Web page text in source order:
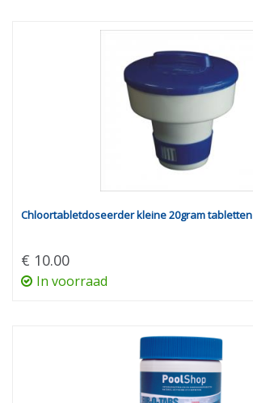
Chloortabletdoseerder kleine 20gram tabletten
€ 10.00
In voorraad